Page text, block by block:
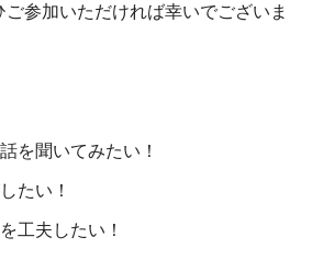
参加いただければ幸いでございま
を聞いてみたい！
たい！
工夫したい！